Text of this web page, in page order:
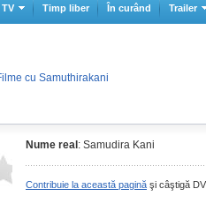
TV Timp liber În curând Trailer
cu Samuthirakani
Nume real : Samudira Kani
Contribuie la această pagină şi câştigă